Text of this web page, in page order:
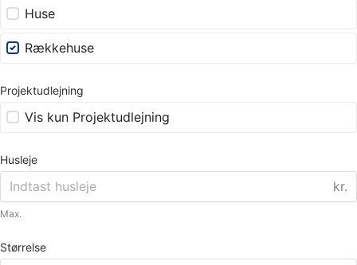
Huse
Rækkehuse
Projektudlejning
Vis kun Projektudlejning
Husleje
kr.
Max.
Størrelse